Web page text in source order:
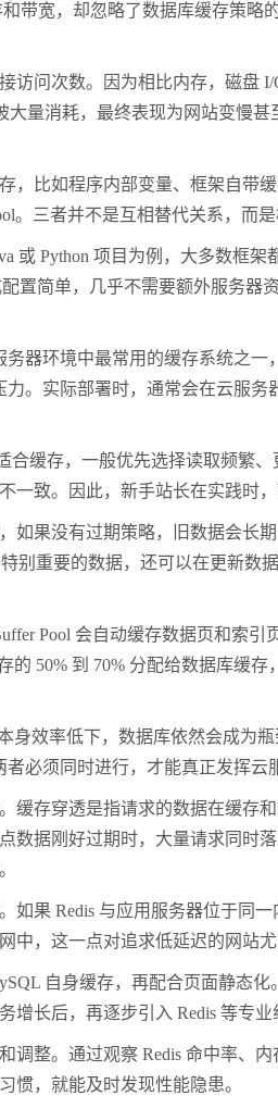
带宽，却忽略了数据库缓存策
问次数。因为相比内存，磁盘
量消耗，最终表现为网站变慢
如程序内部变量、框架自带缓
。三者并不是互相替代关系，而
Python 项目为例，大多数框
置简单，几乎不需要额外服务
环境中最常用的缓存系统之一
。实际部署时，通常会在云服
缓存，一般优先选择读取频繁
致。因此，新手站长在实践时
果没有过期策略，旧数据会长
重要的数据，还可以在更新数
Pool 会自动缓存数据页和索引
50% 到 70% 分配给数据库缓
效率低下，数据库依然会成为
必须同时进行，才能真正发挥云
存穿透是指请求的数据在缓存
据刚好过期时，大量请求同时
Redis 与应用服务器位于同
，这一点对追求低延迟的网站尤
自身缓存，再配合页面静态化
长后，再逐步引入 Redis 等专业
。通过观察 Redis 命中率、
惯，就能及时发现性能隐患。